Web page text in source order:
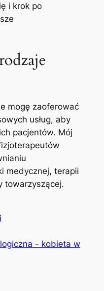
i krok po
mogę zaoferować
usług, aby
pacjentów. Mój
medycznej, terapii
towarzyszącej.